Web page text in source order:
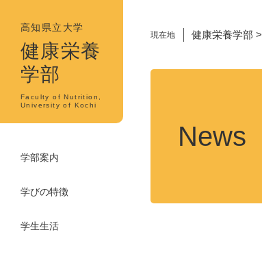
す。
し
高知県立大学
健康栄養
学部
Faculty of Nutrition,
University of Kochi
学部案内
学びの特徴
学生生活
現在地 健康栄養学部 >
News